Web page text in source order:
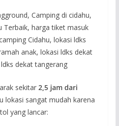
sekitar 2,5 jam dari
lokasi sangat mudah karena
yang lancar: